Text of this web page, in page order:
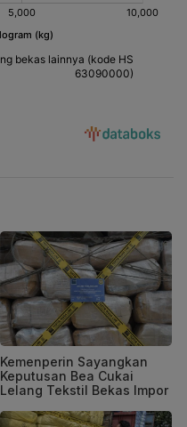
Kemenperin Sayangkan
Keputusan Bea Cukai
Lelang Tekstil Bekas Impor